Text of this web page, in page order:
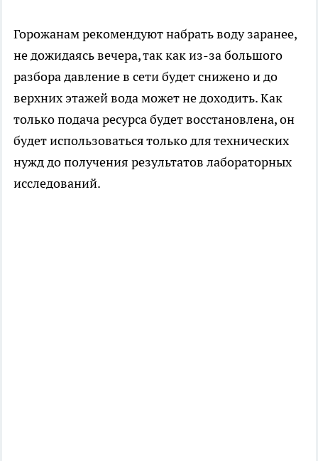
Горожанам рекомендуют набрать воду заранее,
не дожидаясь вечера, так как из-за большого
разбора давление в сети будет снижено и до
верхних этажей вода может не доходить. Как
только подача ресурса будет восстановлена, он
будет использоваться только для технических
нужд до получения результатов лабораторных
исследований.